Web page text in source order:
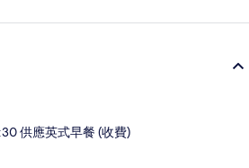
供應英式早餐 (收費)